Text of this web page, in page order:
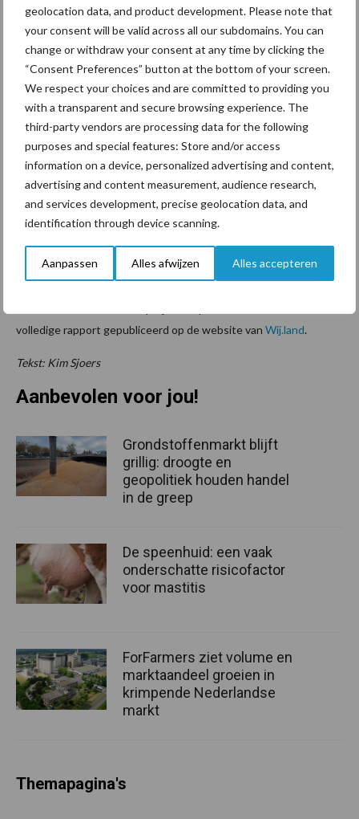
geolocation data, and product development. Please note that
your consent will be valid across all our subdomains. You can
change or withdraw your consent at any time by clicking the
“Consent Preferences” button at the bottom of your screen.
We respect your choices and are committed to providing you
with a transparent and secure browsing experience. The
third-party vendors are processing data for the following
purposes and special features: Store and/or access
information on a device, personalized advertising and content,
advertising and content measurement, audience research,
and services development, precise geolocation data, and
identification through device scanning.
Aanpassen Alles afwijzen Alles accepteren
bedrijf op in behapbare stappen. Welke stap kun je vandaag al
zetten?”, aldus Diele. De projectleider voegt hieraan toe: “Vaak
kijken natuurinclusieve boeren terug en dan zien ze pas dat al die
kleine stapjes hebben geleid tot de manier van werken vandaag.
Begin die stapjes dus te zetten”
Over het project
Het project ‘Onder de streep 2023’ is mogelijk gemaakt door
verschillende partijen in de agrarische sector. Deze partijen
bestaan onder andere uit Brabants Bodem, Living Lab Fryslân, De
volledige rapport gepubliceerd op de website van Wij.land.
Tekst: Kim Sjoers
Aanbevolen voor jou!
Grondstoffenmarkt blijft
grillig: droogte en
geopolitiek houden handel
in de greep
De speenhuid: een vaak
onderschatte risicofactor
voor mastitis
ForFarmers ziet volume en
marktaandeel groeien in
krimpende Nederlandse
markt
Themapagina's